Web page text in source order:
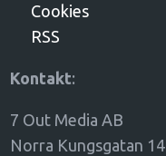
Cookies
RSS
Kontakt:
7 Out Media AB
Norra Kungsgatan 14